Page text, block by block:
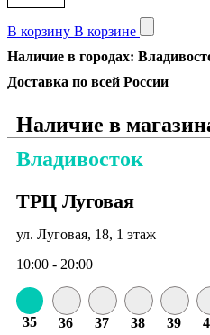
В корзину В корзине
Наличие в городах:
Доставка по всей России
Наличие в
Владивосток
ТРЦ Луговая
ул. Луговая, 18, 1 этаж
10:00 - 20:00
35 36 37 38 39